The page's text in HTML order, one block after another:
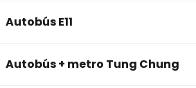
Autobús E11
Autobús + metro Tung Chung